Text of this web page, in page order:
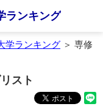
ランキング
学ランキング ＞ 専修
スト